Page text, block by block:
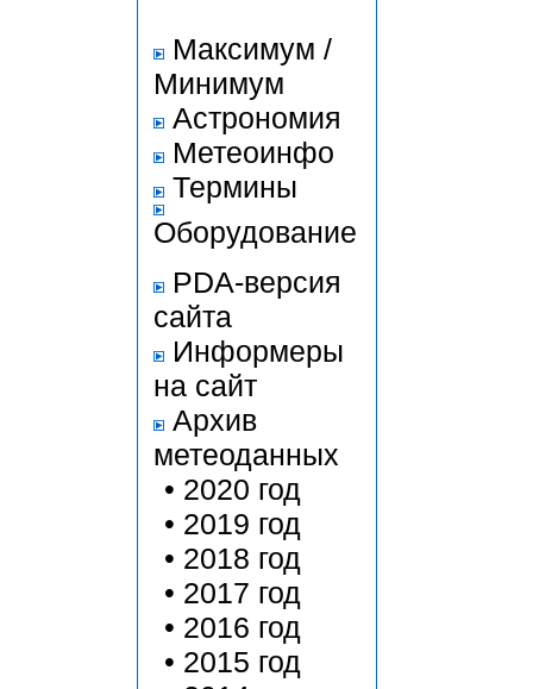
Максимум /
Минимум
Астрономия
Метеоинфо
Термины
Оборудование
PDA-версия
сайта
Информеры
на сайт
Архив
метеоданных
• 2020 год
• 2019 год
• 2018 год
• 2017 год
• 2016 год
• 2015 год